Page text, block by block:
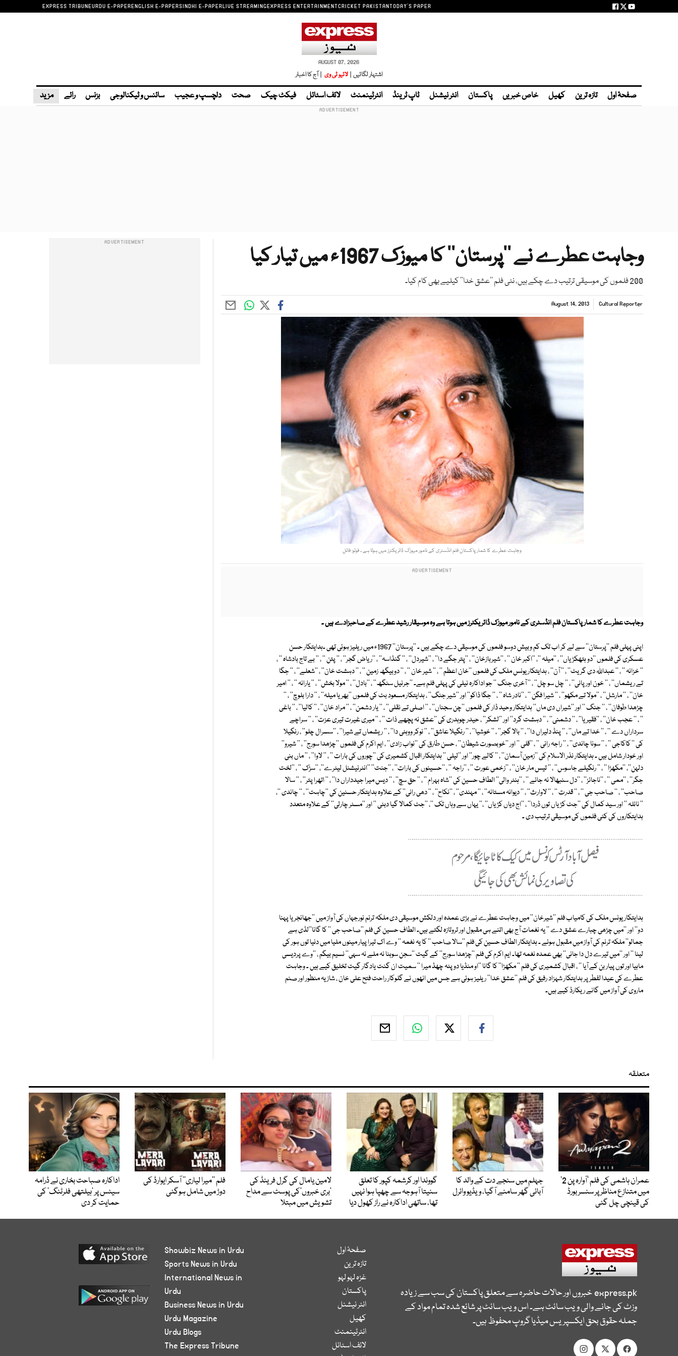
EXPRESS TRIBUNEURDU E-PAPERENGLISH E-PAPERSINDHI E-PAPERLIVE STREAMINGEXPRESS ENTERTAINMENTCRICKET PAKISTANTODAY'S PAPER
AUGUST 07, 2026
اشتہار لگائیں | لائیو ٹی وی | آج کا اخبار
صفحۂ اول تازہ ترین کھیل خاص خبریں پاکستان انٹر نیشنل ٹاپ ٹرینڈ انٹرٹینمنٹ لائف اسٹائل فیکٹ چیک صحت دلچسپ و عجیب سائنس و ٹیکنالوجی بزنس رائے مزید
وجاہت عطرے نے ’’پرستان‘‘ کا میوزک 1967ء میں تیار کیا
200 فلموں کی موسیقی ترتیب دے چکے ہیں، نئی فلم ’’عشق خدا‘‘ کیلیے بھی کام کیا۔
Cultural Reporter
August 14, 2013
وجاہت عطرے کا شمار پاکستان فلم انڈسٹری کے نامور میوزک ڈائریکٹرز میں ہوتا ہے ۔ فوٹو: فائل
وجاہت عطرے کا شمار پاکستان فلم انڈسٹری کے نامور میوزک ڈائریکٹرز میں ہوتا ہے وہ موسیقار رشید عطرے کے صاحبزادے ہیں ۔
اپنی پہلی فلم ''پرستان'' سے لے کر اب تک کم وبیش دوسو فلموں کی موسیقی دے چکے ہیں ۔ ''پرستان'' 1967ء میں ریلیز ہوئی تھی ۔ہدایتکار حسن
عسکری کی فلموں ''دو ہتھکڑیاں'' ، ''میلہ ''، ''اکبر خان '' ، ''شیربازخان'' ، ''پتر جگے دا'' ، ''شیردل'' ، '' گنڈاسہ'' ، ''ریاض گجر'' ، '' پتن '' ، '' بے تاج بادشاہ '' ،
'' خزانہ '' ، '' عبداللہ دی گریٹ'' ، '' آن'' ، ہدایتکار یونس ملک کی فلموں ''خان اعظم '' ، '' شیر خان '' ، '' دوبیگھ زمین '' ، '' دہشت خان'' ، ''شعلے'' ، '' جگا
تے ریشماں'' ، '' خون اور پانی'' ، '' چل سو چل'' ، '' آخری جنگ '' جو اداکارہ نیلی کی پہلی فلم ہے۔ ''جرنیل سنگھ'' ، ''بادل'' ، '' مولا بخش'' ، '' یارانہ '' ، '' امیر
خان'' ، '' مارشل'' ، ''مولا تے مکھو'' ، '' شیرا فگن '' ، ''نادر شاہ '' ، '' جگا ڈاکو'' اور ''شیر جنگ'' ، ہدایتکار مسعود بٹ کی فلموں ''بھریا میلہ'' ، '' دارا بلوچ'' ، ''
چڑھدا طوفان'' ، '' جنگ '' اور ''شیراں دی ماں'' ہدایتکار وحید ڈار کی فلموں ''چن سجناں'' ، '' اصلی تے نقلی'' ، '' یار دشمن'' ، '' مراد خان'' ، '' کالیا'' ، '' باغی
'' ، '' عجب خان'' ، ''فقیریا'' ، '' دشمنی'' ، '' دہشت گرد'' اور ''لشکر'' ، حیدر چوہدری کی ''عشق نہ پچھے ذات '' ، '' میری غیرت تیری عزت'' ، '' سراچے
سرداراں دے '' ، '' خدا تے ماں'' ، '' پنڈ دلیراں دا'' ، '' بالا گجر'' ، '' خوشیا'' ، '' رنگیلا عاشق'' ، '' نوکر ووہٹی دا'' ، '' ریشماں تے شیرا'' ، ''سسرال چلو'' ، رنگیلا
کی '' کاکاجی '' ، '' سونا چاندی'' ، '' راجہ رانی '' ، ''قلی '' اور ''خوبصورت شیطان'' ، حسن طارق کی ''نواب زادی'' ، ایم اکرم کی فلموں ''چڑھدا سورج'' ، '' شیرو''
اور خودار شامل ہیں ۔ ہدایتکار نذر الاسلام کی ''زمین آسمان'' ، '' کالے چور'' اور ''لیلی '' ہدایتکار اقبال کشمیری کی ''چوروں کی بارات '' ، '' لاوا'' ، '' ماں بنی
دلہن''، ''مکھڑا '' ، '' رنگیلے جاسوس'' ، '' تیس مار خان'' ، ''زخمی عورت '' ، ''راجہ '' ، ''حسینوں کی بارات'' ، ''جنت'' ''انٹرنیشنل لیٹرے''، ''سڑک '' ، ''لخت
جگر'' ، ''ممی '' ، ''ناجائز'' ، ''دل سنبھالا نہ جائے '' ، ''ہنٹر والی'' الطاف حسین کی ''شاہ بہرام '' ، '' حق سچ'' ، '' دیس میرا جیدداراں دا'' ، '' اتھرا پتر'' ، '' سالا
صاحب'' ، '' صاحب جی '' ، '' قدرت '' ، '' لاوارث'' ، '' دیوانہ مستانہ'' ، '' مہندی'' ، ''نکاح'' ، '' دھی رانی'' کے علاوہ ہدایتکار حسنین کی ''چاہت'' ، '' چاندی ''،
'' نائلہ '' اور سید کمال کی ''جٹ کڑیاں توں ڈردا'' ، ''اج دیاں کڑیاں'' ،'' یہاں سے وہاں تک ''، ''جٹ کمالا گیا دبئی '' اور ''مسٹر چارلی'' کے علاوہ متعدد
ہدایتکاروں کی کئی فلموں کی موسیقی ترتیب دی ۔
ہدایتکار یونس ملک کی کامیاب فلم ''شیرخان'' میں وجاہت عطرے نے بڑی عمدہ اور دلکش موسیقی دی ملکہ ترنم نورجہاں کی آواز میں ''جھانجریا پہنا
دو'' اور ''میں چڑھی چبارے عشق دے '' یہ نغمات آج بھی اتنے ہی مقبول اور تروتازہ لگتے ہیں۔ الطاف حسین کی فلم ''صاحب جی '' کا گانا''لڈی ہے
جمالو'' ملکہ ترنم کی آواز میں مقبول ہوئے ۔ ہدایتکار الطاف حسین کی فلم ''سالا صاحب '' کا یہ نغمہ '' وے اک تیرا پیار مینوں ملیا میں دنیا توں ہور کی
لینا '' اور ''میں تیرے دل دا جانی'' بھی عمدہ نغمہ تھا۔ ایم اکرم کی فلم ''چڑھدا سورج'' کے گیت ''سجن سوہنا نہ ملے نہ سہی'' نسیم بیگم ، ''وے پردیسی
ماہیا اور توں پیار بن کے آیا '' ، اقبال کشمیری کی فلم '' مکھڑا'' کا گانا ''او منڈیا دوپٹہ چھڈ میرا '' سمیت ان گنت یادگار گیت تخلیق کیے ہیں ۔ وجاہت
عطرے کی عیدا لفطر پر ہدایتکار شہزاد رفیق کی فلم ''عشق خدا'' ریلیز ہوئی ہے جس میں انھوں نے گلوکار راحت فتح علی خان ، شازیہ منظور اور صنم
ماروی کی آواز میں گانے ریکارڈ کیے ہیں۔
متعلقہ
عمران ہاشمی کی فلم ’آوارہ پن 2‘
میں متنازع مناظر پر سنسر بورڈ
کی قینچی چل گئی
جہلم میں سنجے دت کے والد کا
آبائی گھر سامنے آگیا، ویڈیو وائرل
گووندا اور کرشمہ کپور کا تعلق
سنیتا آہوجہ سے چھپا ہوا نہیں
تھا، ساتھی اداکارہ نے راز کھول دیا
لامین یامال کی گرل فرینڈ کی
’بری خبروں‘کی پوسٹ سے مداح
تشویش میں مبتلا
فلم ’’میرا لیاری‘‘ آسکر ایوارڈ کی
دوڑ میں شامل ہوگئی
اداکارہ صباحت بخاری نے ڈرامہ
سیٹس پر ’ہیلتھی فلرٹنگ‘ کی
حمایت کر دی
express.pkخبروں اور حالات حاضرہ سے متعلق پاکستان کی سب سے زیادہ
وزٹ کی جانے والی ویب سائٹ ہے۔ اس ویب سائٹ پر شائع شدہ تمام مواد کے
جملہ حقوق بحق ایکسپریس میڈیا گروپ محفوظ ہیں۔
صفحۂ اول
تازہ ترین
غزہ لہو لہو
پاکستان
انٹر نیشنل
کھیل
انٹرٹینمنٹ
لائف اسٹائل
Showbiz News in Urdu
Sports News in Urdu
International News in
Urdu
Business News in Urdu
Urdu Magazine
Urdu Blogs
The Express Tribune